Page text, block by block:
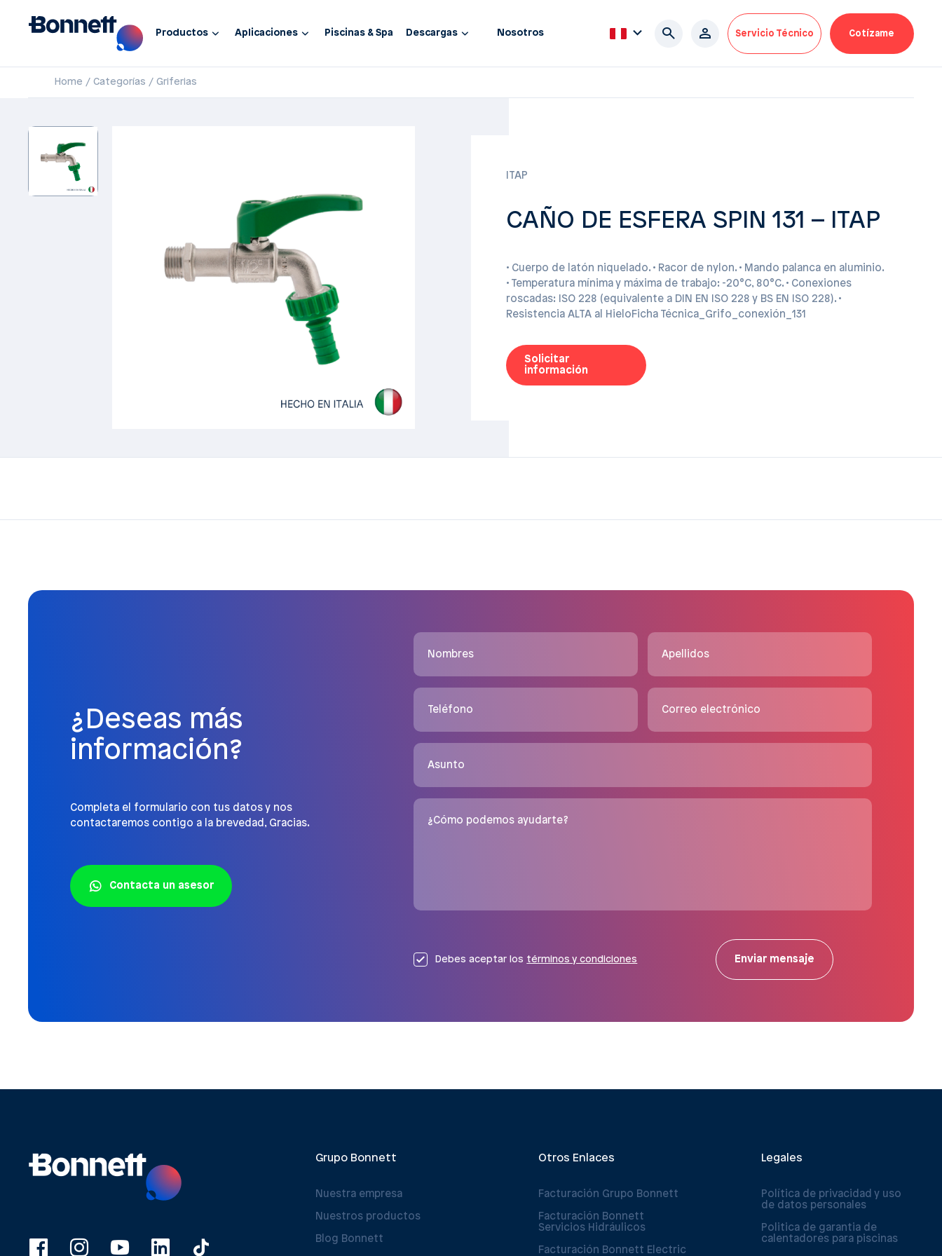
Productos Aplicaciones Piscinas & Spa Descargas Nosotros Servicio Técnico Cotízame
Home Categorías Griferias
ITAP
CAÑO DE ESFERA SPIN 131 – ITAP
• Cuerpo de latón niquelado. • Racor de nylon. • Mando palanca en aluminio.
• Temperatura mínima y máxima de trabajo: -20°C, 80°C. • Conexiones
roscadas: ISO 228 (equivalente a DIN EN ISO 228 y BS EN ISO 228). •
Resistencia ALTA al HieloFicha Técnica_Grifo_conexión_131
Solicitar
información
¿Deseas más
información?
Completa el formulario con tus datos y nos
contactaremos contigo a la brevedad, Gracias.
Contacta un asesor
Nombres Apellidos
Teléfono Correo electrónico
Asunto
¿Cómo podemos ayudarte?
Debes aceptar los términos y condiciones Enviar mensaje
Grupo Bonnett
Nuestra empresa
Nuestros productos
Blog Bonnett
Otros Enlaces
Facturación Grupo Bonnett
Facturación Bonnett
Servicios Hidráulicos
Facturación Bonnett Electric
Legales
Política de privacidad y uso
de datos personales
Politica de garantia de
calentadores para piscinas